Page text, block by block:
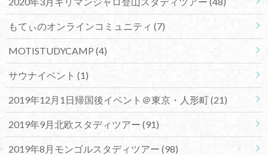
もてぃのオンラインコミュニティ (7)
MOTISTUDYCAMP (4)
サウナイベント (1)
2019年12月1日帰国後イベント＠東京・人形町(21)
2019年9月北欧スタディツアー (91)
2019年8月モンゴルスタディツアー (98)